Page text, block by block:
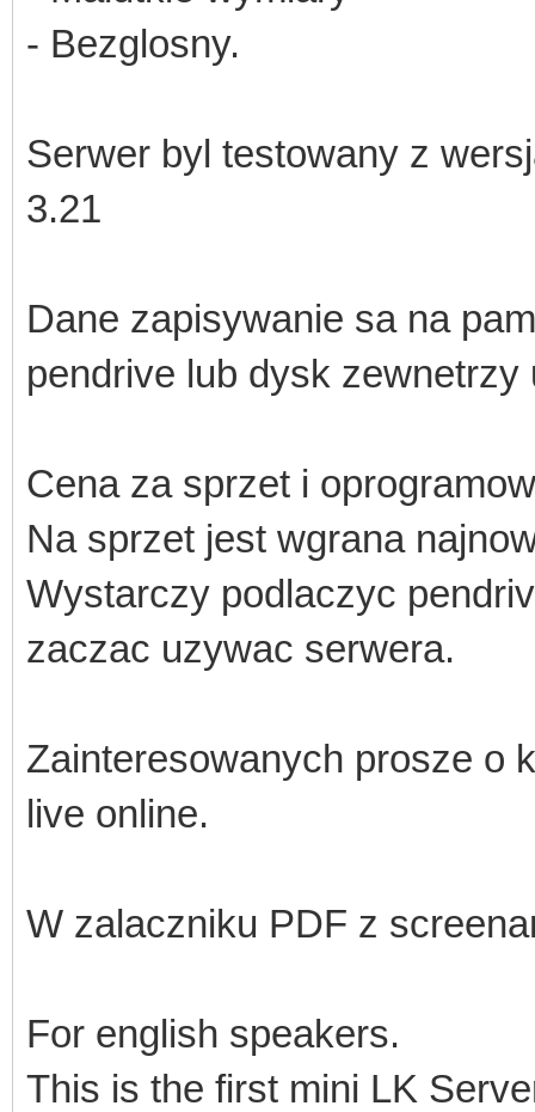
- Bezglosny.
Serwer byl testowany z
3.21
Dane zapisywanie sa na
pendrive lub dysk zewnetrzy
Cena za sprzet i
Na sprzet jest wgrana
Wystarczy podlaczyc
zaczac uzywac serwera.
Zainteresowanych prosze o
live online.
W zalaczniku PDF z
For english speakers.
This is the first mini LK